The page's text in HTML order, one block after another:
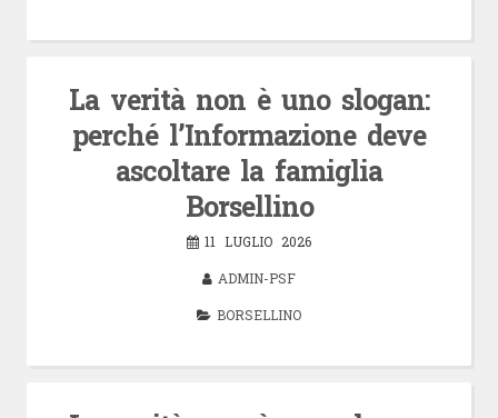
La verità non è uno slogan:
perché l’Informazione deve
ascoltare la famiglia
Borsellino
11 LUGLIO 2026
ADMIN-PSF
BORSELLINO